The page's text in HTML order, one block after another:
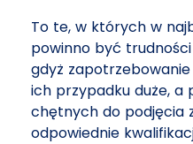
To te, w których w
powinno być
gdyż
ich przypadku duże, a
chętnych do podjęcia
odpowiednie